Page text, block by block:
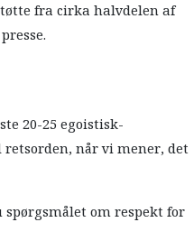
fra cirka halvdelen af
20-25 egoistisk-
når vi mener, det
spørgsmålet om respekt for